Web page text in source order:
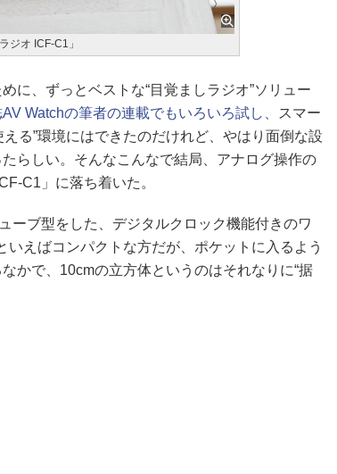
ジオ ICF-C1」
に、ずっとベストな“目覚ましラジオ”ソリュー
Watchの筆者の連載でもいろいろ試し、
スマー
える”環境にはできたのだけれど、やはり面倒な設
らしい。そんなこんなで結局、アナログ操作の
C1」に落ち着いた。
ーブ型をした、デジタルクロック機能付きのワ
いえばコンパクトな方だが、ポケットに入るよう
かで、10cmの立方体というのはそれなりに“据